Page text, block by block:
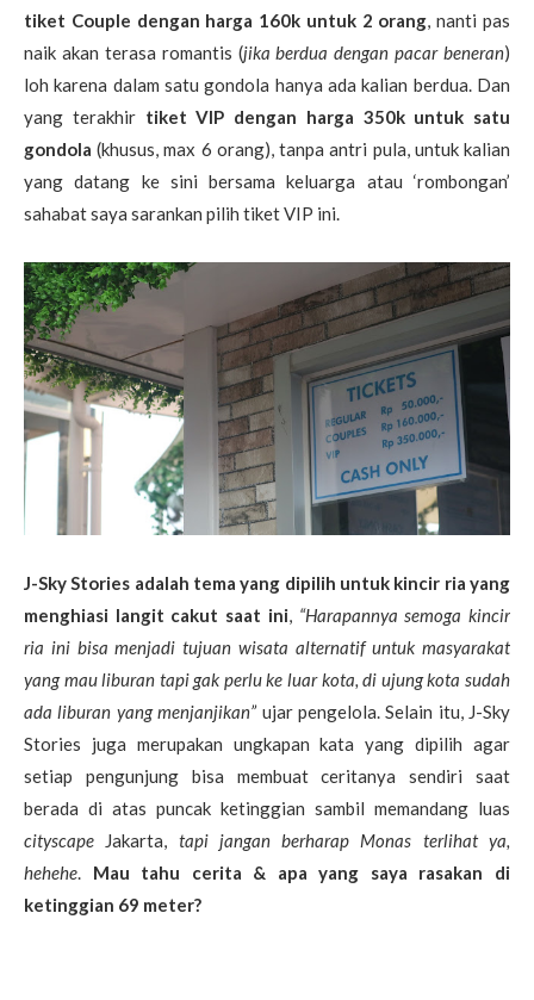
tiket Couple dengan harga 160k untuk 2 orang , nanti pas
naik akan terasa romantis (jika berdua dengan pacar beneran)
loh karena dalam satu gondola hanya ada kalian berdua. Dan
yang terakhirtiket VIP dengan harga 350k untuk satu
gondola (khusus, max 6 orang), tanpa antri pula, untuk kalian
yang datang ke sini bersama keluarga atau ‘rombongan’
sahabat saya sarankan pilih tiket VIP ini.
J-Sky Stories adalah tema yang dipilih untuk kincir ria yang
menghiasi langit cakut saat ini, “Harapannya semoga kincir
ria ini bisa menjadi tujuan wisata alternatif untuk masyarakat
yang mau liburan tapi gak perlu ke luar kota, di ujung kota sudah
ada liburan yang menjanjikan”ujar pengelola. Selain itu, J-Sky
Stories juga merupakan ungkapan kata yang dipilih agar
setiap pengunjung bisa membuat ceritanya sendiri saat
berada di atas puncak ketinggian sambil memandang luas
cityscape Jakarta, tapi jangan berharap Monas terlihat ya,
hehehe. Mau tahu cerita & apa yang saya rasakan di
ketinggian 69 meter?